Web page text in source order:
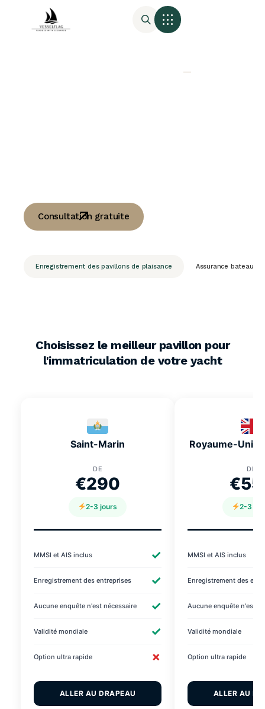
Enregistrement des pavillons de plaisance Assurance bateau
Consultation gratuite
Choisissez le meilleur pavillon pour
l'immatriculation de votre yacht
Saint-Marin
DE
€290
2-3 jours
MMSI et AIS inclus ✓
Enregistrement des entreprises ✓
Aucune enquête n'est nécessaire ✓
Validité mondiale ✓
Option ultra rapide ✗
ALLER AU DRAPEAU
Royaume-Uni
DE
2-3
MMSI et AIS inclus
Enregistrement des
Aucune enquête n'est
Validité mondiale
Option ultra rapide
ALLER AU